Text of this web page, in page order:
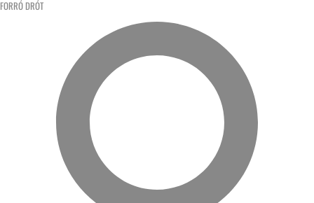
FORRÓ DRÓT